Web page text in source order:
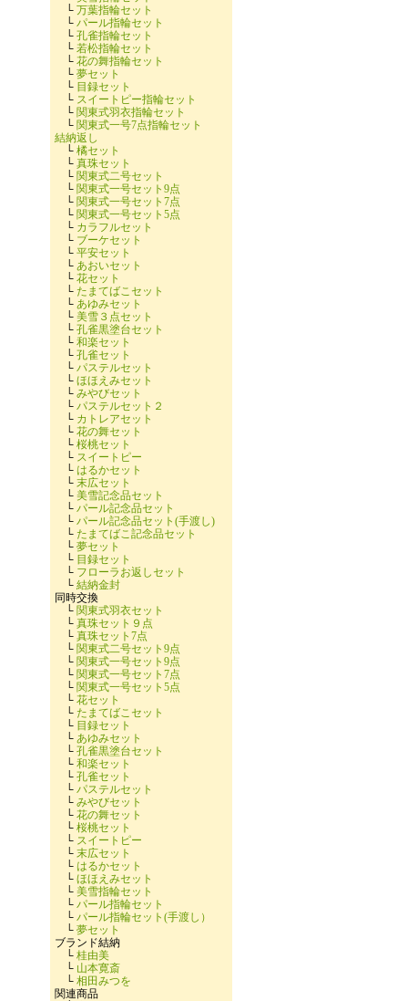
└ 万葉指輪セット
└ パール指輪セット
└ 孔雀指輪セット
└ 若松指輪セット
└ 花の舞指輪セット
└ 夢セット
└ 目録セット
└ スイートピー指輪セット
└ 関東式羽衣指輪セット
└ 関東式一号7点指輪セット
結納返し
└ 橘セット
└ 真珠セット
└ 関東式二号セット
└ 関東式一号セット9点
└ 関東式一号セット7点
└ 関東式一号セット5点
└ カラフルセット
└ ブーケセット
└ 平安セット
└ あおいセット
└ 花セット
└ たまてばこセット
└ あゆみセット
└ 美雪３点セット
└ 孔雀黒塗台セット
└ 和楽セット
└ 孔雀セット
└ パステルセット
└ ほほえみセット
└ みやびセット
└ パステルセット２
└ カトレアセット
└ 花の舞セット
└ 桜桃セット
└ スイートピー
└ はるかセット
└ 末広セット
└ 美雪記念品セット
└ パール記念品セット
└ パール記念品セット(手渡し)
└ たまてばこ記念品セット
└ 夢セット
└ 目録セット
└ フローラお返しセット
└ 結納金封
同時交換
└ 関東式羽衣セット
└ 真珠セット９点
└ 真珠セット7点
└ 関東式二号セット9点
└ 関東式一号セット9点
└ 関東式一号セット7点
└ 関東式一号セット5点
└ 花セット
└ たまてばこセット
└ 目録セット
└ あゆみセット
└ 孔雀黒塗台セット
└ 和楽セット
└ 孔雀セット
└ パステルセット
└ みやびセット
└ 花の舞セット
└ 桜桃セット
└ スイートピー
└ 末広セット
└ はるかセット
└ ほほえみセット
└ 美雪指輪セット
└ パール指輪セット
└ パール指輪セット(手渡し）
└ 夢セット
ブランド結納
└ 桂由美
└ 山本寛斎
└ 相田みつを
関連商品